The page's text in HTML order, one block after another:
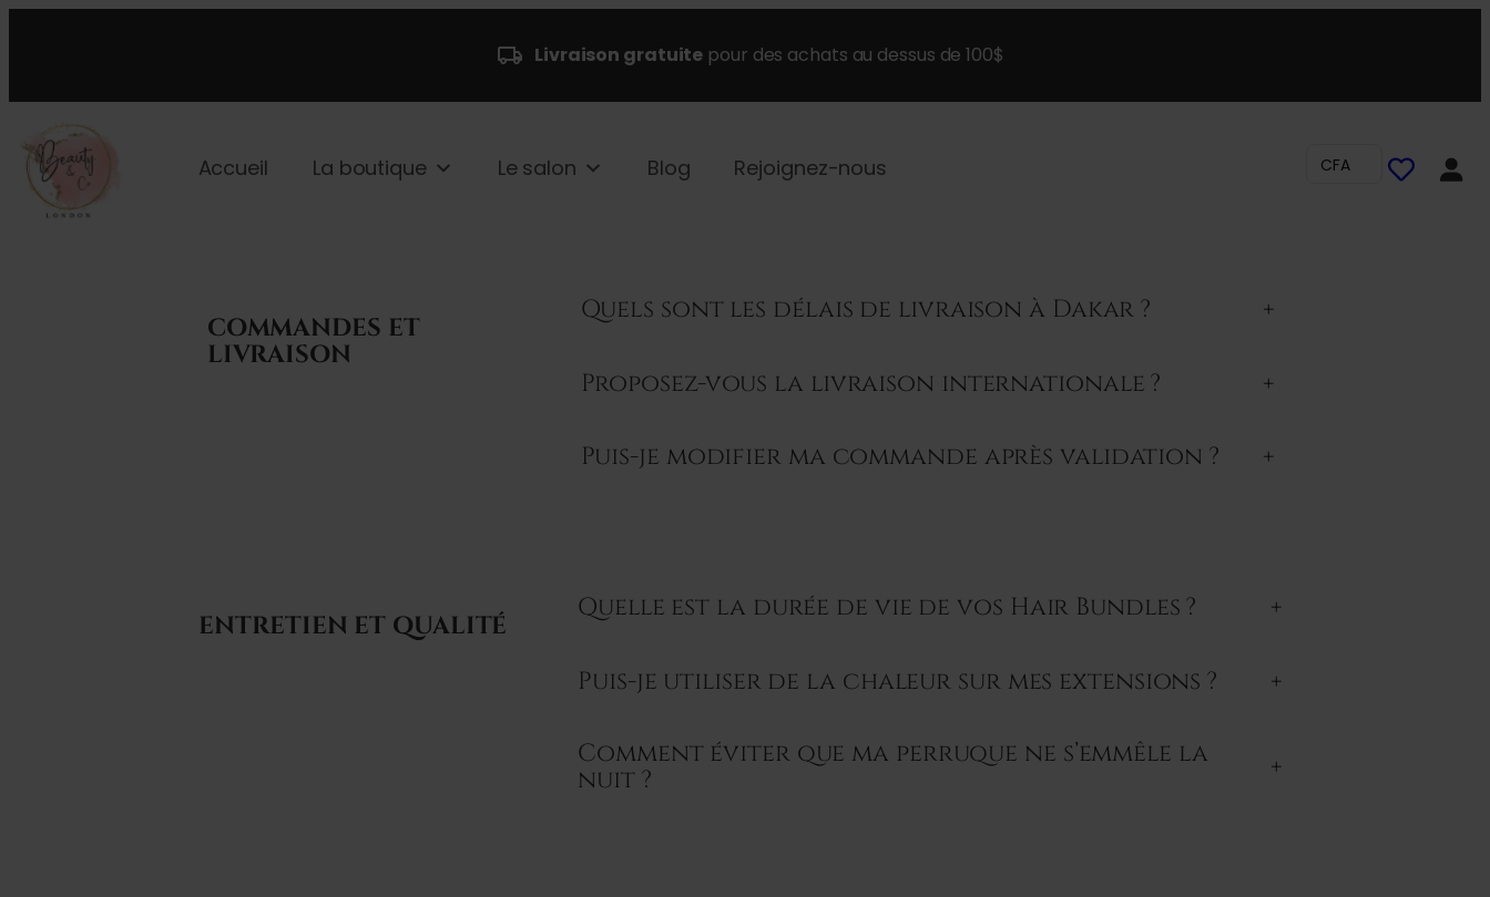
Livraison gratuite pour des achats au dessus de 100$
Accueil La boutique Le salon Blog Rejoignez-nous CFA
COMMANDES ET
LIVRAISON
Quels sont les délais de livraison à Dakar ? +
Proposez-vous la livraison internationale ? +
Puis-je modifier ma commande après validation ? +
ENTRETIEN ET QUALITÉ
Quelle est la durée de vie de vos Hair Bundles ? +
Puis-je utiliser de la chaleur sur mes extensions ? +
Comment éviter que ma perruque ne s’emmêle la
nuit ?
+